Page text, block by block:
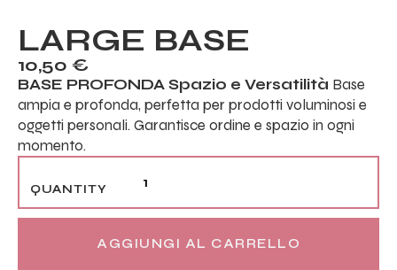
LARGE BASE
10,50 €
BASE PROFONDASpazio e Versatilità Base
ampia e profonda, perfetta per prodotti voluminosi e
oggetti personali. Garantisce ordine e spazio in ogni
momento.
AGGIUNGI AL CARRELLO